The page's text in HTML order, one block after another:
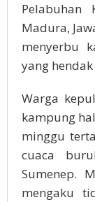
Pelabuhan
Madura,
menyerbu
yang
Warga
kampung
minggu
cuaca
Sumenep.
mengaku